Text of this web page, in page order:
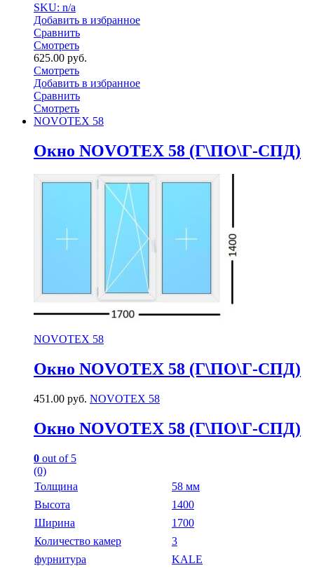
SKU: n/a
Добавить в избранное
Сравнить
Смотреть
625.00 руб.
Смотреть
Добавить в избранное
Сравнить
Смотреть
NOVOTEX 58
Окно NOVOTEX 58 (Г\ПО\Г-СПД)
NOVOTEX 58
Окно NOVOTEX 58 (Г\ПО\Г-СПД)
451.00 руб. NOVOTEX 58
Окно NOVOTEX 58 (Г\ПО\Г-СПД)
0 out of 5
(0)
Толщина
58 мм
Высота
1400
Ширина
1700
Количество камер
3
фурнитура
KALE